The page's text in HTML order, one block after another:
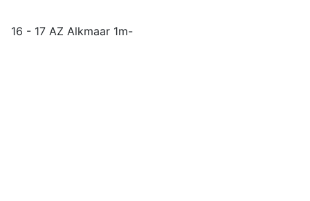
16 - 17 AZ Alkmaar 1m-